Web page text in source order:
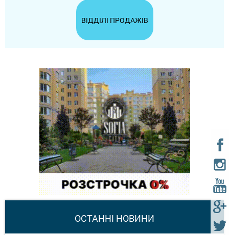
ВІДДІЛІ ПРОДАЖІВ
ОСТАННІ НОВИНИ